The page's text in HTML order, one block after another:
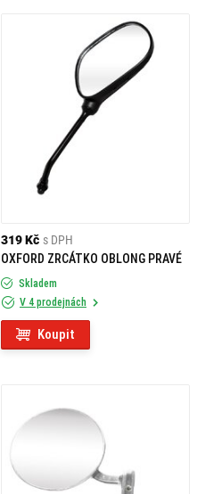
319 Kč s DPH
OXFORD ZRCÁTKO OBLONG PRAVÉ
Skladem
V 4 prodejnách
Koupit